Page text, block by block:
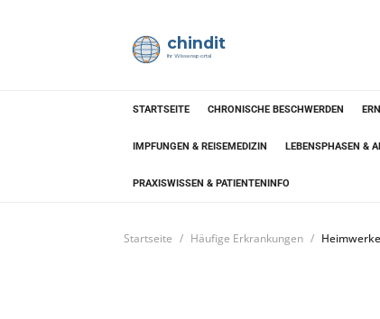
chindit
Ihr Wissensportal
STARTSEITE CHRONISCHE BESCHWERDEN
IMPFUNGEN & REISEMEDIZIN LEBENSPHASEN &
PRAXISWISSEN & PATIENTENINFO
Startseite Häufige Erkrankungen